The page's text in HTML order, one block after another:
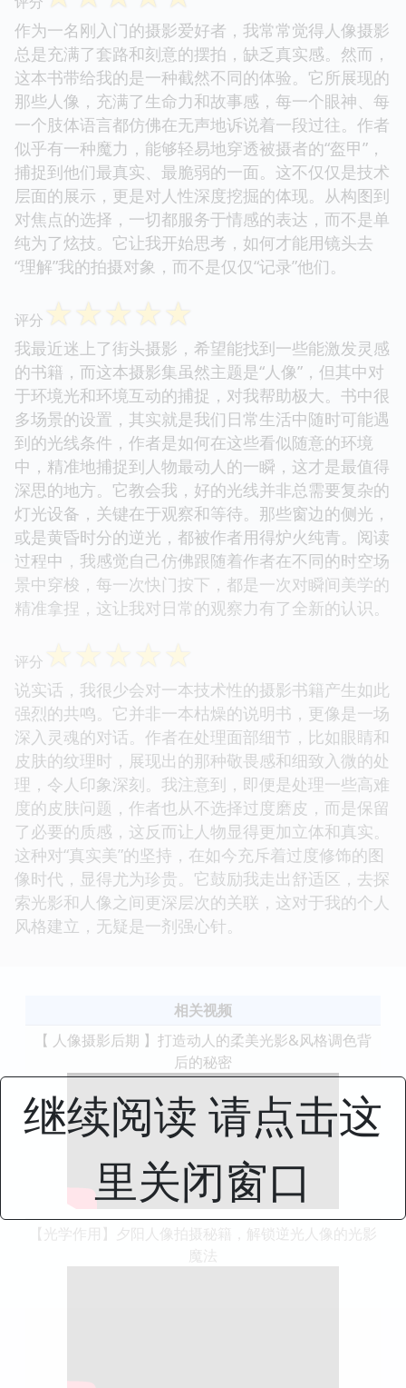
作为一名刚入门的摄影爱好者，我常常觉得人像摄影
总是充满了套路和刻意的摆拍，缺乏真实感。然而，
这本书带给我的是一种截然不同的体验。它所展现的
那些人像，充满了生命力和故事感，每一个眼神、每
一个肢体语言都仿佛在无声地诉说着一段过往。作者
似乎有一种魔力，能够轻易地穿透被摄者的“盔甲”，
捕捉到他们最真实、最脆弱的一面。这不仅仅是技术
层面的展示，更是对人性深度挖掘的体现。从构图到
对焦点的选择，一切都服务于情感的表达，而不是单
纯为了炫技。它让我开始思考，如何才能用镜头去
“理解”我的拍摄对象，而不是仅仅“记录”他们。
评分 ☆☆☆☆☆
我最近迷上了街头摄影，希望能找到一些能激发灵感
的书籍，而这本摄影集虽然主题是“人像”，但其中对
于环境光和环境互动的捕捉，对我帮助极大。书中很
多场景的设置，其实就是我们日常生活中随时可能遇
到的光线条件，作者是如何在这些看似随意的环境
中，精准地捕捉到人物最动人的一瞬，这才是最值得
深思的地方。它教会我，好的光线并非总需要复杂的
灯光设备，关键在于观察和等待。那些窗边的侧光，
或是黄昏时分的逆光，都被作者用得炉火纯青。阅读
过程中，我感觉自己仿佛跟随着作者在不同的时空场
景中穿梭，每一次快门按下，都是一次对瞬间美学的
精准拿捏，这让我对日常的观察力有了全新的认识。
评分 ☆☆☆☆☆
说实话，我很少会对一本技术性的摄影书籍产生如此
强烈的共鸣。它并非一本枯燥的说明书，更像是一场
深入灵魂的对话。作者在处理面部细节，比如眼睛和
皮肤的纹理时，展现出的那种敬畏感和细致入微的处
理，令人印象深刻。我注意到，即便是处理一些高难
度的皮肤问题，作者也从不选择过度磨皮，而是保留
了必要的质感，这反而让人物显得更加立体和真实。
这种对“真实美”的坚持，在如今充斥着过度修饰的图
像时代，显得尤为珍贵。它鼓励我走出舒适区，去探
索光影和人像之间更深层次的关联，这对于我的个人
风格建立，无疑是一剂强心针。
相关视频
【 人像摄影后期 】打造动人的柔美光影&风格调色背
后的秘密
【光学作用】夕阳人像拍摄秘籍，解锁逆光人像的光影
魔法
继续阅读 请点击这
里关闭窗口